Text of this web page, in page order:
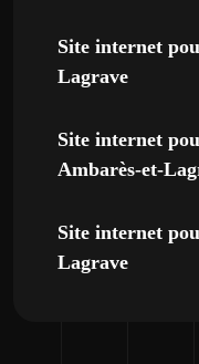
Site internet
Lagrave
Site internet
Ambarès-et-
Site internet
Lagrave